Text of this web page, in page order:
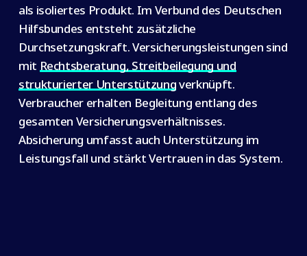
als isoliertes Produkt. Im Verbund des Deutschen
Hilfsbundes entsteht zusätzliche
Durchsetzungskraft. Versicherungsleistungen sind
mit Rechtsberatung, Streitbeilegung und
strukturierter Unterstützungverknüpft.
Verbraucher erhalten Begleitung entlang des
gesamten Versicherungsverhältnisses.
Absicherung umfasst auch Unterstützung im
Leistungsfall und stärkt Vertrauen in das System.